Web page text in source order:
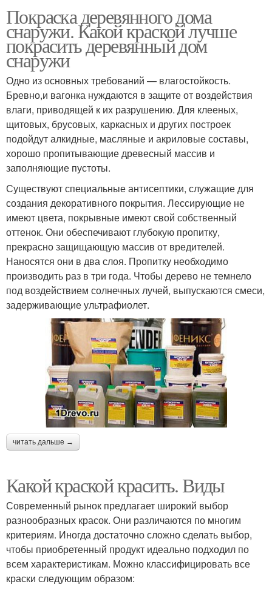
Покраска деревянного дома
снаружи. Какой краской лучше
покрасить деревянный дом
снаружи
Одно из основных требований — влагостойкость.
Бревно,и вагонка нуждаются в защите от воздействия
влаги, приводящей к их разрушению. Для клееных,
щитовых, брусовых, каркасных и других построек
подойдут алкидные, масляные и акриловые составы,
хорошо пропитывающие древесный массив и
заполняющие пустоты.
Существуют специальные антисептики, служащие для
создания декоративного покрытия. Лессирующие не
имеют цвета, покрывные имеют свой собственный
оттенок. Они обеспечивают глубокую пропитку,
прекрасно защищающую массив от вредителей.
Наносятся они в два слоя. Пропитку необходимо
производить раз в три года. Чтобы дерево не темнело
под воздействием солнечных лучей, выпускаются смеси,
задерживающие ультрафиолет.
читать дальше →
Какой краской красить. Виды
Современный рынок предлагает широкий выбор
разнообразных красок. Они различаются по многим
критериям. Иногда достаточно сложно сделать выбор,
чтобы приобретенный продукт идеально подходил по
всем характеристикам. Можно классифицировать все
краски следующим образом: